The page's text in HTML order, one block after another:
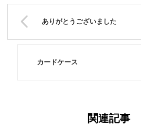
ありがとうございました
カードケース
関連記事